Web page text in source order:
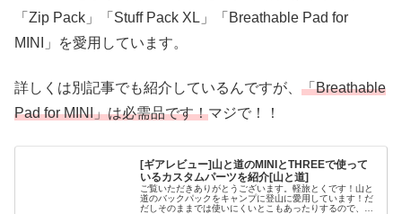
「Zip Pack」「Stuff Pack XL」「Breathable Pad for
MINI」を愛用しています。
詳しくは別記事でも紹介しているんですが、 「Breathable
Pad for MINI」は必需品です！マジで！！
[ギアレビュー]山と道のMINIとTHREEで使って
いるカスタムパーツを紹介[山と道]
ご覧いただきありがとうございます。軽旅とくです！山と
道のバックパックをキャンプに登山に愛用しています！だ
だしそのままでは使いにくいとこもあったりするので、い